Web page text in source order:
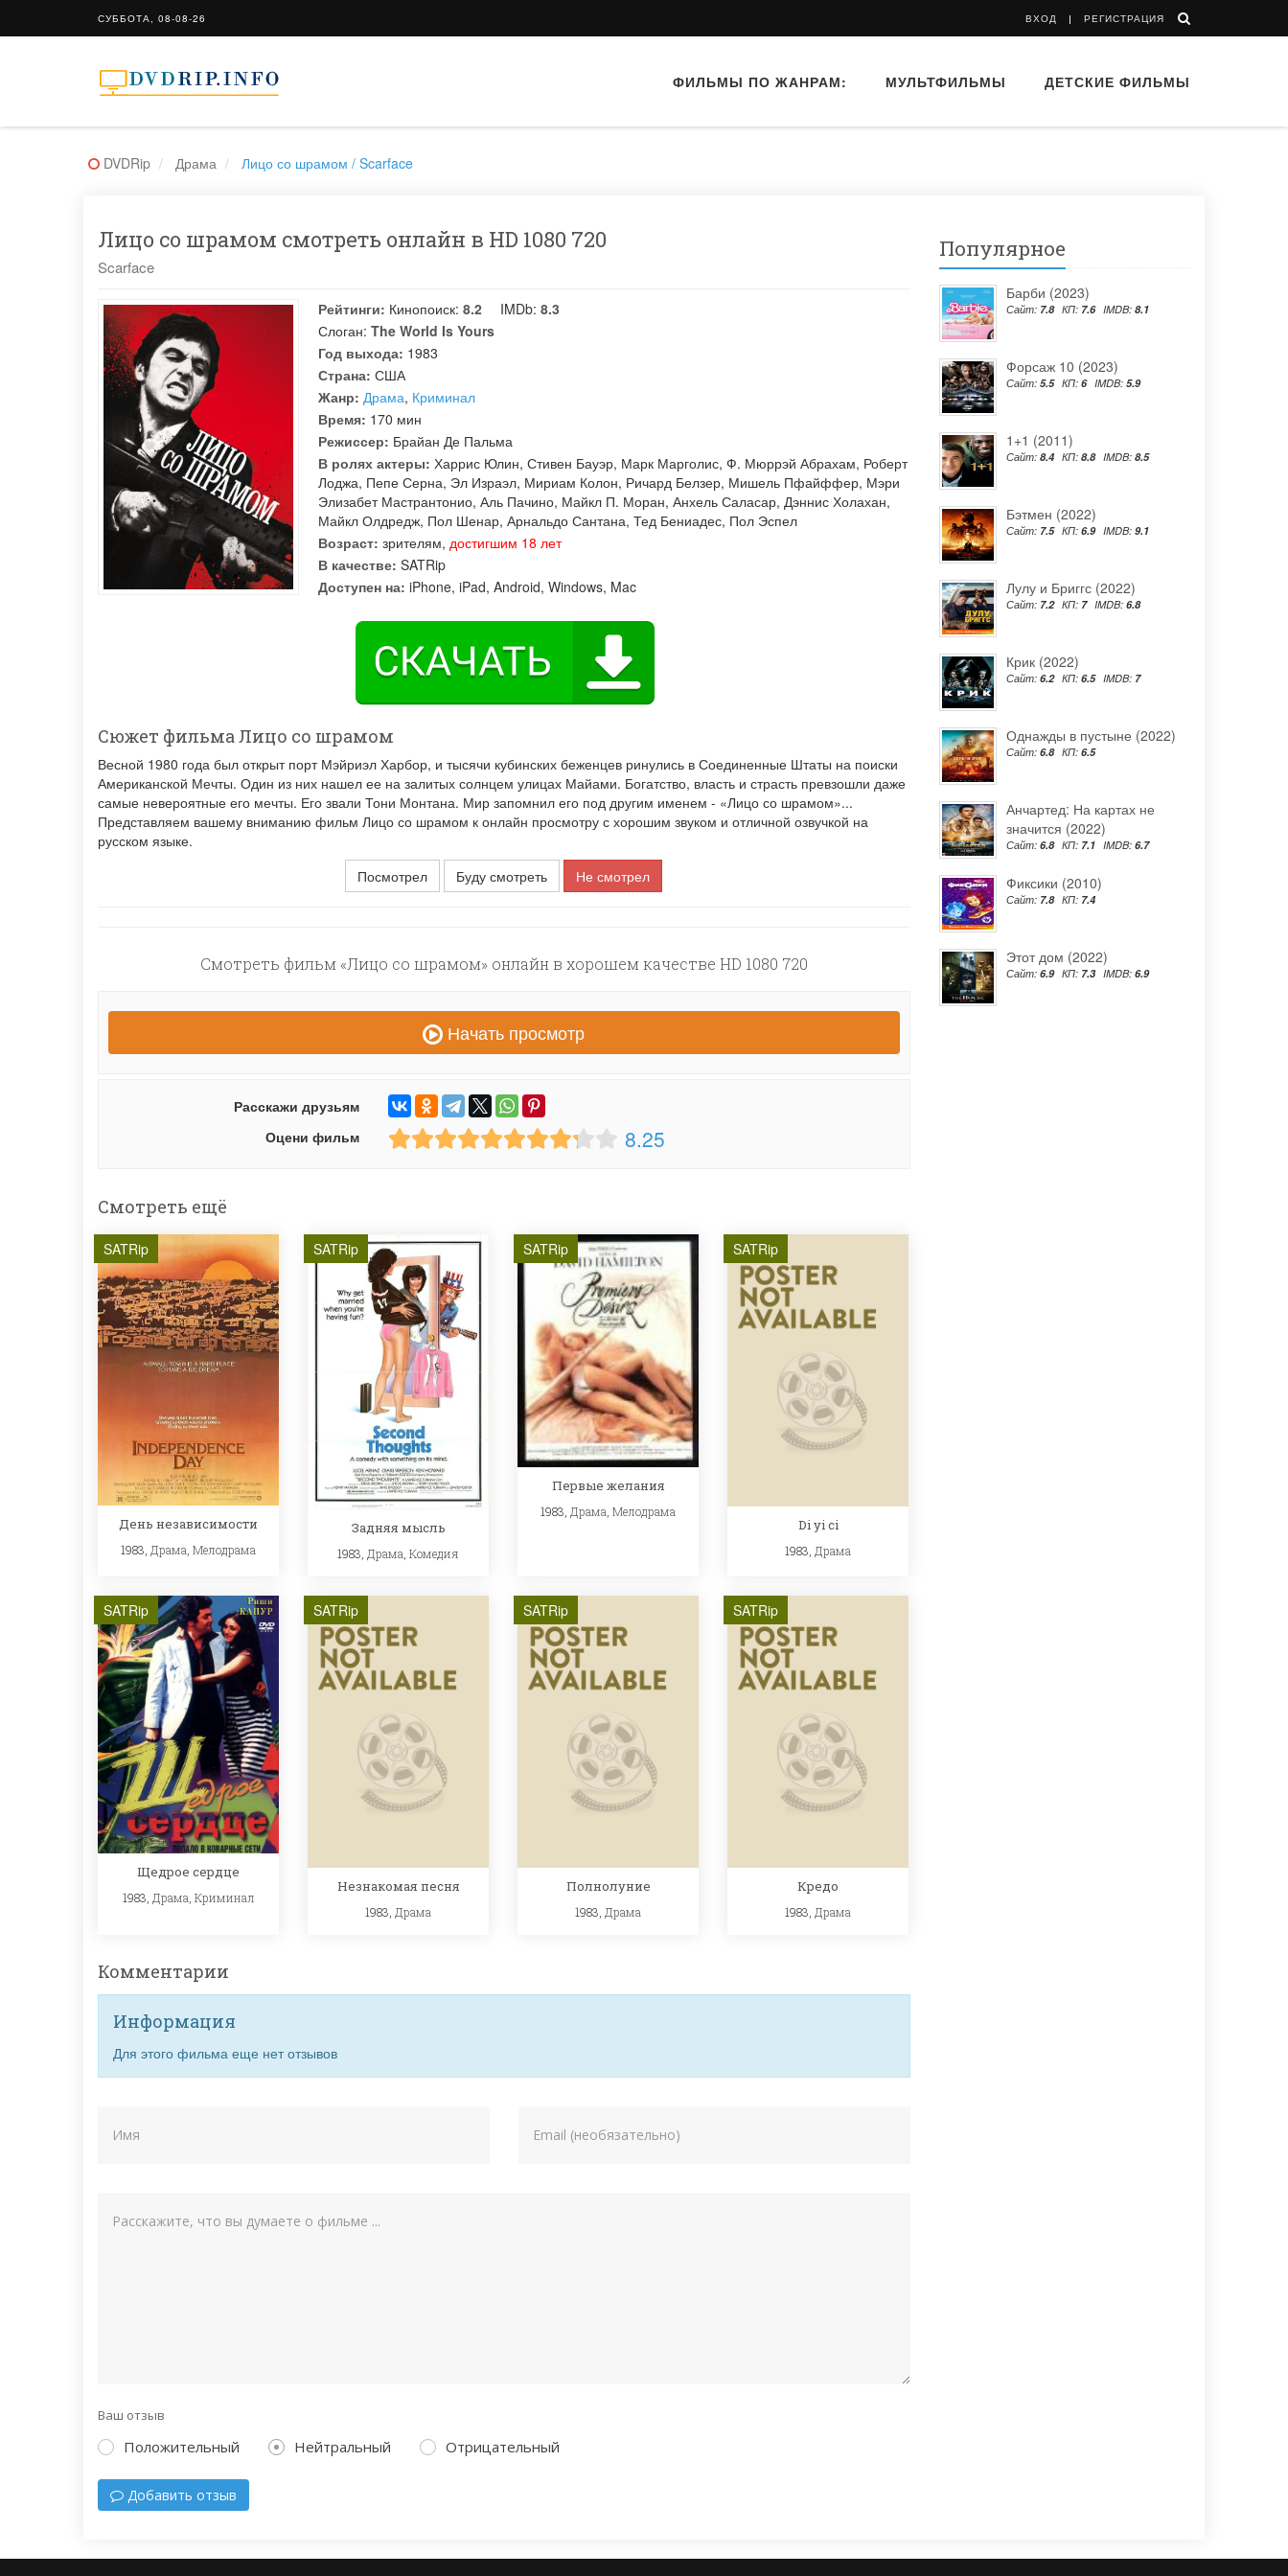
СУББОТА, 08-08-26 ВХОД РЕГИСТРАЦИЯ
ФИЛЬМЫ ПО ЖАНРАМ: МУЛЬТФИЛЬМЫ ДЕТСКИЕ ФИЛЬМЫ
DVDRip Драма Лицо со шрамом / Scarface
Лицо со шрамом смотреть онлайн в HD 1080 720
Scarface
Рейтинги: Кинопоиск: 8.2 IMDb: 8.3
Слоган: The World Is Yours
Год выхода: 1983
Страна: США
Жанр: Драма, Криминал
Время: 170 мин
Режиссер: Брайан Де Пальма
В ролях актеры: Харрис Юлин, Стивен Бауэр, Марк Марголис, Ф. Мюррэй Абрахам, Роберт
Лоджа, Пепе Серна, Эл Израэл, Мириам Колон, Ричард Белзер, Мишель Пфайффер, Мэри
Элизабет Мастрантонио, Аль Пачино, Майкл П. Моран, Анхель Саласар, Дэннис Холахан,
Майкл Олдредж, Пол Шенар, Арнальдо Сантана, Тед Бениадес, Пол Эспел
Возраст: зрителям, достигшим 18 лет
В качестве: SATRip
Доступен на: iPhone, iPad, Android, Windows, Mac
Сюжет фильма Лицо со шрамом
Весной 1980 года был открыт порт Мэйриэл Харбор, и тысячи кубинских беженцев ринулись в Соединенные Штаты на поиски
Американской Мечты. Один из них нашел ее на залитых солнцем улицах Майами. Богатство, власть и страсть превзошли даже
самые невероятные его мечты. Его звали Тони Монтана. Мир запомнил его под другим именем - «Лицо со шрамом»...
Представляем вашему вниманию фильм Лицо со шрамом к онлайн просмотру с хорошим звуком и отличной озвучкой на
русском языке.
Посмотрел
Буду смотреть Не смотрел
Смотреть фильм «Лицо со шрамом» онлайн в хорошем качестве HD 1080 720
Начать просмотр
Расскажи друзьям
Оцени фильм
8.25
Смотреть ещё
SATRip
День независимости
1983, Драма, Мелодрама
SATRip
Задняя мысль
1983, Драма Комедия
SATRip
Первые желания
1983, Драма Мелодрама
SATRip
Di yi ci
1983, Драма
SATRip
Щедрое сердце
1983, Драма Криминал
SATRip
Незнакомая песня
1983, Драма
SATRip
Полнолуние
1983, Драма
SATRip
Кредо
1983, Драма
Комментарии
Информация
Для этого фильма еще нет отзывов
Ваш отзыв
Положительный Нейтральный Отрицательный
Добавить отзыв
Популярное
Барби (2023)
Сайт: 7.8 КП: 7.6 IMDB: 8.1
Форсаж 10 (2023)
Сайт: 5.5 КП: 6 IMDB: 5.9
1+1 (2011)
Сайт: 8.4 КП: 8.8 IMDB: 8.5
Бэтмен (2022)
Сайт: 7.5 КП: 6.9 IMDB: 9.1
Лулу и Бриггс (2022)
Сайт: 7.2 КП: 7 IMDB: 6.8
Крик (2022)
Сайт: 6.2 КП: 6.5 IMDB: 7
Однажды в пустыне (2022)
Сайт: 6.8 КП: 6.5
Анчартед: На картах не
значится (2022)
Сайт: 6.8 КП: 7.1 IMDB: 6.7
Фиксики (2010)
Сайт: 7.8 КП: 7.4
Этот дом (2022)
Сайт: 6.9 КП: 7.3 IMDB: 6.9